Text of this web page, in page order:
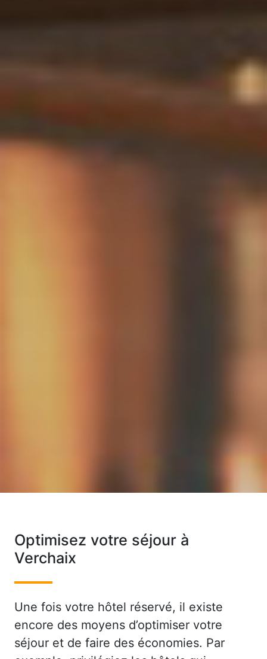
Optimisez votre séjour à
Verchaix
Une fois votre hôtel réservé, il existe
encore des moyens d’optimiser votre
séjour et de faire des économies. Par